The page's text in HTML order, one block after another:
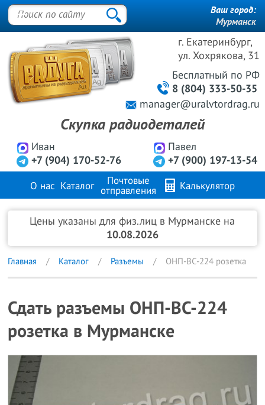
г. Екатеринбург,
ул. Хохрякова, 31
Иван
+7 (904) 170-52-76
Павел
+7 (900) 197-13-54
Бесплатный по РФ
8 (804) 333-50-35
manager@uralvtordrag.ru
Скупка радиодеталей
Ваш город:
Мурманск
О нас Каталог
Почтовые
отправления
Калькулятор
Продажа металлов Контакты
Цены указаны для физ.лиц в Мурманске на
10.08.2026
Главная Каталог Разъемы ОНП-ВС-224 розетка
Сдать разъемы ОНП-ВС-224
розетка в Мурманске